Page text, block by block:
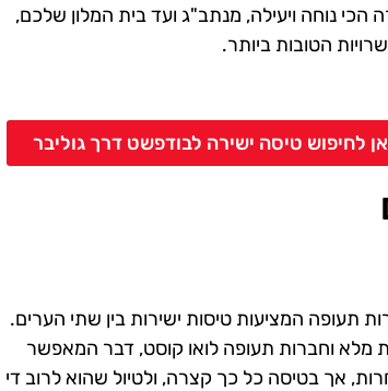
נוחה ויעילה, מנתב"ג ועד בית המלון שלכם,
הטובות ביותר.
לחיפוש טיסה ישירה לבודפשט דרך גוליבר
תעופה המציעות טיסות ישירות בין שתי הערים.
מלא וחברות תעופה לואו קוסט, דבר המאפשר
אך בטיסה כל כך קצרה, ולטיול שהוא לרוב די